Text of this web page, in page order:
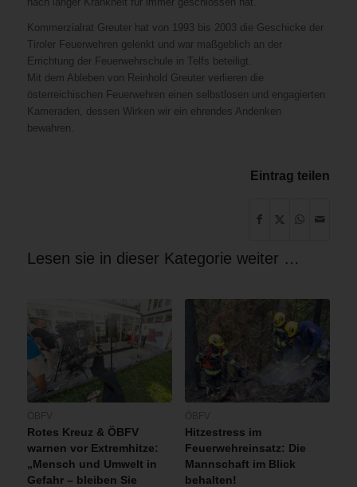
Kommerzialrat Greuter hat von 1993 bis 2003 die Geschicke der
Tiroler Feuerwehren gelenkt und war maßgeblich an der
Errichtung der Feuerwehrschule in Telfs beteiligt.
Mit dem Ableben von Reinhold Greuter verlieren die
österreichischen Feuerwehren einen selbstlosen und engagierten
Kameraden, dessen Wirken wir ein ehrendes Andenken
bewahren.
Eintrag teilen
Lesen sie in dieser Kategorie weiter …
Rotes Kreuz & ÖBFV
warnen vor Extremhitze:
„Mensch und Umwelt in
Gefahr – bleiben Sie
Hitzestress im
Feuerwehreinsatz: Die
Mannschaft im Blick
behalten!